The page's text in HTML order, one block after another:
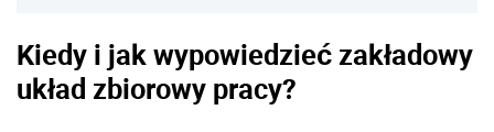
Kiedy i jak wypowiedzieć zakładowy
układ zbiorowy pracy?